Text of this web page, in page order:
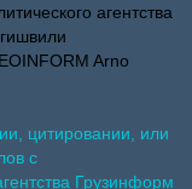
агентства
Arno
цитировании, или
с
Грузинформ